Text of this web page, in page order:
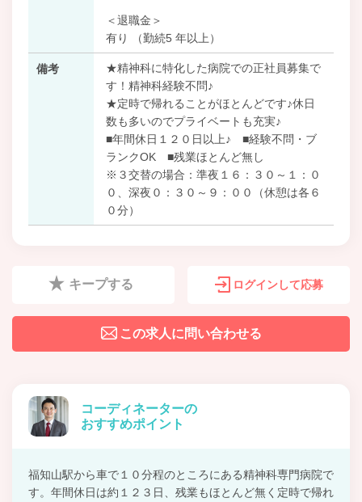
＜退職金＞
有り （勤続5 年以上）
備考
★精神科に特化した病院での正社員募集で
す！精神科経験不問♪
★定時で帰れることがほとんどです♪休日
数も多いのでプライベートも充実♪
■年間休日１２０日以上♪ ■経験不問・ブ
ランクOK ■残業ほとんど無し
※３交替の場合：準夜１６：３０～１：０
０、深夜０：３０～９：００（休憩は各６
０分）
キープする ログインして応募
この求人に問い合わせる
コーディネーターの
おすすめポイント
福知山駅から車で１０分程のところにある精神科専門病院で
す。年間休日は約１２３日、残業もほとんど無く定時で帰れ